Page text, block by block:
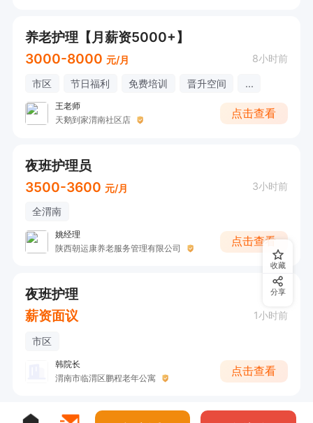
养老护理【月薪资5000+】
3000-8000 元/月 8小时前
市区 节日福利 免费培训 晋升空间 ...
王老师
天鹅到家渭南社区店
点击查看
夜班护理员
3500-3600 元/月 3小时前
全渭南
姚经理
陕西朝运康养老服务管理有限公司
点击查看
夜班护理
薪资面议
1小时前
市区
韩院长
渭南市临渭区鹏程老年公寓
点击查看
收藏
分享